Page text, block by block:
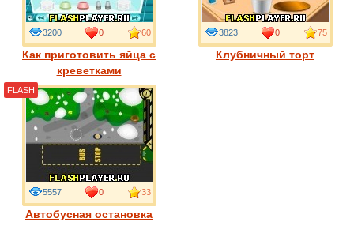
Как приготовить яйца с
креветками
3200 0 60
Клубничный торт
3823 0 75
Автобусная остановка
5557 0 33
FLASH